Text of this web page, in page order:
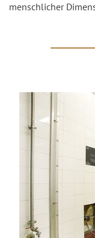
menschlicher